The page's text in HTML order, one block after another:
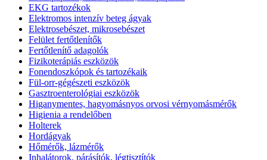
EKG tartozékok
Elektromos intenzív beteg ágyak
Elektrosebészet, mikrosebészet
Felület fertőtlenítők
Fertőtlenítő adagolók
Fizikoterápiás eszközök
Fonendoszkópok és tartozékaik
Fül-orr-gégészeti eszközök
Gasztroenterológiai eszközök
Higanymentes, hagyomásnyos orvosi vérnyomásmérők
Higienia a rendelőben
Holterek
Hordágyak
Hőmérők, lázmérők
Inhalátorok, párásítók, légtisztítók